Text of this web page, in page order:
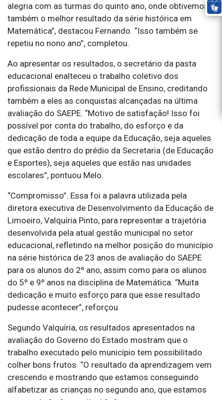
alegria com as turmas do quinto ano, onde obtivemos
também o melhor resultado da série histórica em
Matemática”, destacou Fernando. “Isso também se
repetiu no nono ano”, completou.
Ao apresentar os resultados, o secretário da pasta
educacional enalteceu o trabalho coletivo dos
profissionais da Rede Municipal de Ensino, creditando
também a eles as conquistas alcançadas na última
avaliação do SAEPE. “Motivo de satisfação! Isso foi
possível por conta do trabalho, do esforço e da
dedicação de toda a equipe da Educação, seja aqueles
que estão dentro do prédio da Secretaria (de Educação
e Esportes), seja aqueles que estão nas unidades
escolares”, pontuou Melo.
“Compromisso”. Essa foi a palavra utilizada pela
diretora executiva de Desenvolvimento da Educação de
Limoeiro, Valquíria Pinto, para representar a trajetória
desenvolvida pela atual gestão municipal no setor
educacional, refletindo na melhor posição do município
na série histórica de 23 anos de avaliação do SAEPE
para os alunos do 2º ano, assim como para os alunos
do 5º e 9º anos na disciplina de Matemática. “Muita
dedicação e muito esforço para que esse resultado
pudesse acontecer”, reforçou.
Segundo Valquíria, os resultados apresentados na
avaliação do Governo do Estado mostram que o
trabalho executado pelo município tem possibilitado
colher bons frutos. “O resultado da aprendizagem vem
crescendo e mostrando que estamos conseguindo
alfabetizar as crianças no segundo ano, que estamos